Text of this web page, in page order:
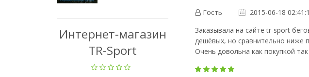
Интернет-магазин
TR-Sport
Гость 2015-06-18
Заказывала на сайте tr-sport
дешёвых, но сравнительно ниже
Очень довольна как покупкой